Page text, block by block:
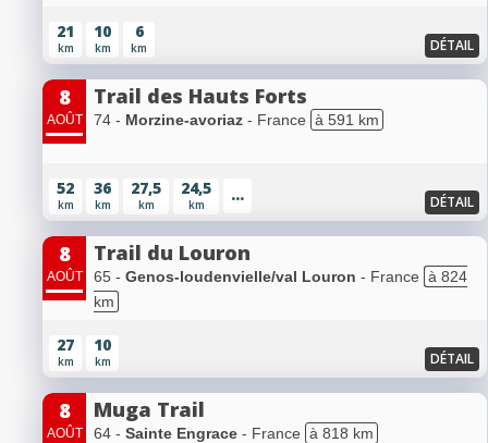
21
km
10
km
6
km DÉTAIL
8
AOÛT
Trail des Hauts Forts
74 - Morzine-avoriaz - France à 591 km
52
km
36
km
27,5
km
24,5
km ... DÉTAIL
8
AOÛT
Trail du Louron
65 - Genos-loudenvielle/val Louron - France à 824
km
27
km
10
km DÉTAIL
8
AOÛT
Muga Trail
64 - Sainte Engrace - France à 818 km